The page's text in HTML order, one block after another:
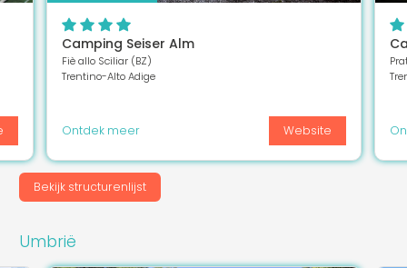
Camping Seiser Alm
Fiè allo Sciliar (BZ)
Trentino-Alto Adige
Ontdek meer Website
Bekijk structurenlijst
Umbrië